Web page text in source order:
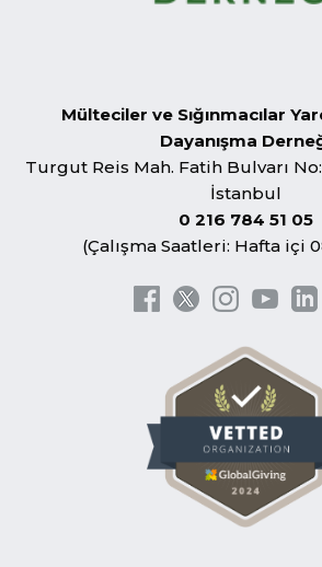
Mülteciler ve Sığınmacılar
Dayanışma
Turgut Reis Mah. Fatih Bulvarı
İstanbul
0 216 784 51 05
(Çalışma Saatleri: Hafta içi